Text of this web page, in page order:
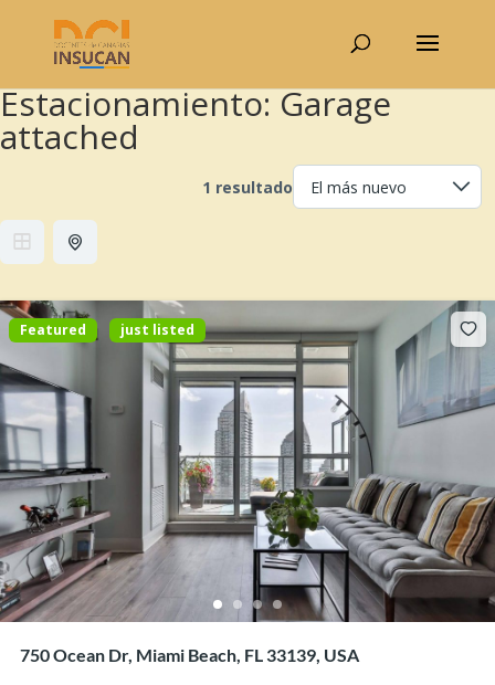
Estacionamiento:Garage
attached
1 resultado
Featured just listed
750 Ocean Dr, Miami Beach, FL 33139, USA